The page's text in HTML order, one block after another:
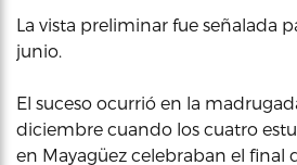
La vista preliminar fue señalada
junio.
El suceso ocurrió en la
diciembre cuando los cuatro
en Mayagüez celebraban el final